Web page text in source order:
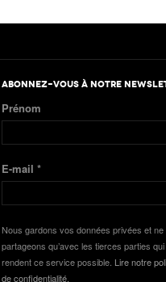
ABONNEZ-VOUS À NOTRE
Prénom
E-mail *
Nous gardons vos données privées et ne
partageons qu’avec les tierces parties qui
rendent ce service possible. Lire notre
de confidentialité.